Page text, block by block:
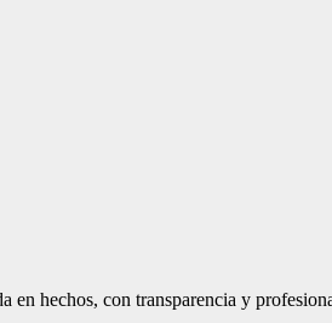
en hechos, con transparencia y